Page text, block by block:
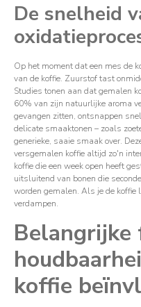
De snelheid
Op het moment dat een mes de
van de koffie. Zuurstof tast
Studies tonen aan dat gemalen
60% van zijn natuurlijke aroma
gevangen zitten, ontsnappen
delicate smaaktonen – zoals
generieke, saaie smaak over.
versgemalen koffie altijd zo'n
koffie die een week open heeft
uitsluitend van bonen die
worden gemalen. Als je de
verdampen.
Belangrijke
koffie